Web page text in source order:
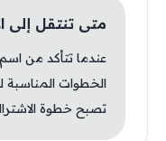
متى تنتقل إلى
عندما تتأكد من اسم
الخطوات المناسبة
تصبح خطوة